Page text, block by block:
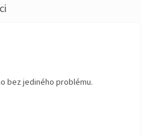
je 5 z 5 hvězdiček.
bez jediného problému.
je 5 z 5 hvězdiček.